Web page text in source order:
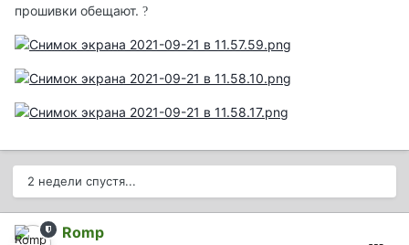
прошивки обещают. ?
2 недели спустя...
Romp